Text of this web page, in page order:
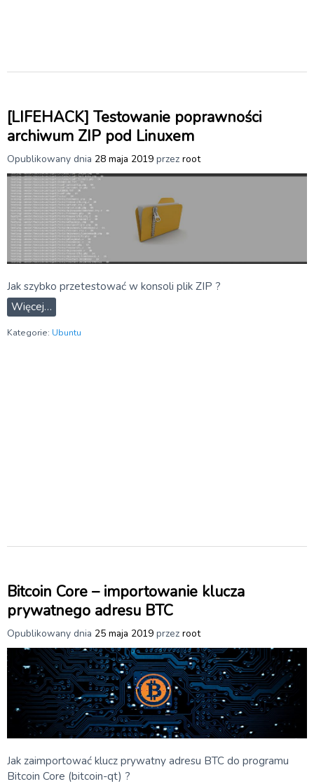
[LIFEHACK] Testowanie poprawności
archiwum ZIP pod Linuxem
Opublikowany dnia 28 maja 2019 przez root
Jak szybko przetestować w konsoli plik ZIP ?
Więcej…
Kategorie: Ubuntu
Bitcoin Core – importowanie klucza
prywatnego adresu BTC
Opublikowany dnia 25 maja 2019 przez root
Jak zaimportować klucz prywatny adresu BTC do programu
Bitcoin Core (bitcoin-qt) ?